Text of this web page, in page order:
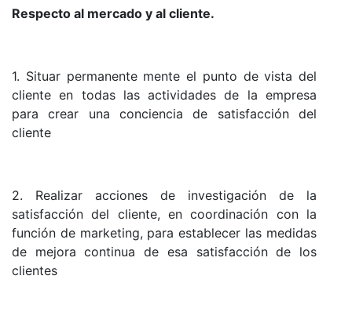
Respecto al mercado y al cliente.
1. Situar permanente mente el punto de vista del
cliente en todas las actividades de la empresa
para crear una conciencia de satisfacción del
cliente
2. Realizar acciones de investigación de la
satisfacción del cliente, en coordinación con la
función de marketing, para establecer las medidas
de mejora continua de esa satisfacción de los
clientes